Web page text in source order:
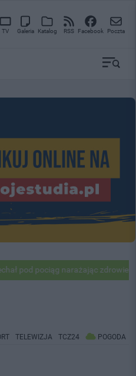
TV Galeria Katalog RSS Facebook Poczta
pociąg narażając zdrowie i
TELEWIZJA TCZ24 POGODA